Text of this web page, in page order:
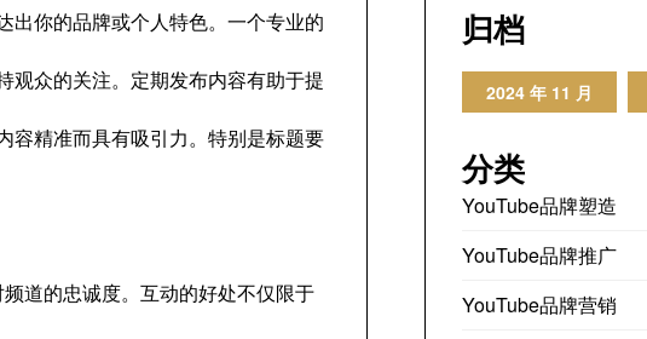
出你的品牌或个人特色。一个专业的
观众的关注。定期发布内容有助于提
容精准而具有吸引力。特别是标题要
道的忠诚度。互动的好处不仅限于
归档
2024 年 11 月
分类
YouTube品牌塑造
YouTube品牌推广
YouTube品牌营销